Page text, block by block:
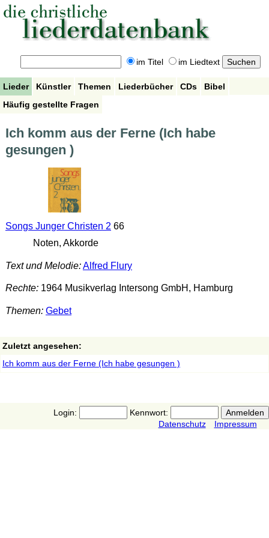
im Titel im Liedtext
Lieder Künstler Themen Liederbücher CDs
Bibel
Häufig gestellte Fragen
Ich komm aus der Ferne (Ich habe
gesungen )
Songs Junger Christen 2 66
Noten, Akkorde
Text und Melodie:Alfred Flury
Rechte:1964 Musikverlag Intersong GmbH, Hamburg
Themen: Gebet
Zuletzt angesehen:
Ich komm aus der Ferne (Ich habe gesungen )
Login:
Kennwort:
Datenschutz
Impressum